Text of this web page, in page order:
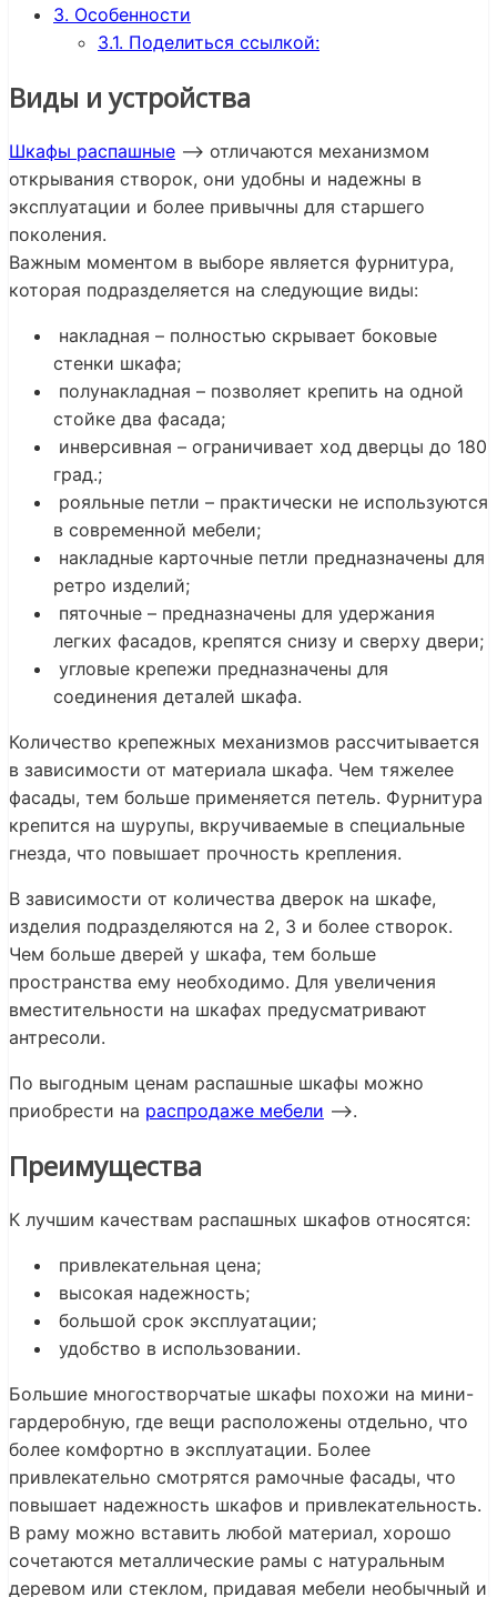
3. Особенности
3.1. Поделиться ссылкой:
Виды и устройства
Шкафы распашные —> отличаются механизмом
открывания створок, они удобны и надежны в
эксплуатации и более привычны для старшего
поколения.
Важным моментом в выборе является фурнитура,
которая подразделяется на следующие виды:
накладная – полностью скрывает боковые
стенки шкафа;
полунакладная – позволяет крепить на одной
стойке два фасада;
инверсивная – ограничивает ход дверцы до 180
град.;
рояльные петли – практически не используются
в современной мебели;
накладные карточные петли предназначены для
ретро изделий;
пяточные – предназначены для удержания
легких фасадов, крепятся снизу и сверху двери;
угловые крепежи предназначены для
соединения деталей шкафа.
Количество крепежных механизмов рассчитывается
в зависимости от материала шкафа. Чем тяжелее
фасады, тем больше применяется петель. Фурнитура
крепится на шурупы, вкручиваемые в специальные
гнезда, что повышает прочность крепления.
В зависимости от количества дверок на шкафе,
изделия подразделяются на 2, 3 и более створок.
Чем больше дверей у шкафа, тем больше
пространства ему необходимо. Для увеличения
вместительности на шкафах предусматривают
антресоли.
По выгодным ценам распашные шкафы можно
приобрести на распродаже мебели —>.
Преимущества
К лучшим качествам распашных шкафов относятся:
привлекательная цена;
высокая надежность;
большой срок эксплуатации;
удобство в использовании.
Большие многостворчатые шкафы похожи на мини-
гардеробную, где вещи расположены отдельно, что
более комфортно в эксплуатации. Более
привлекательно смотрятся рамочные фасады, что
повышает надежность шкафов и привлекательность.
В раму можно вставить любой материал, хорошо
сочетаются металлические рамы с натуральным
деревом или стеклом, придавая мебели необычный и